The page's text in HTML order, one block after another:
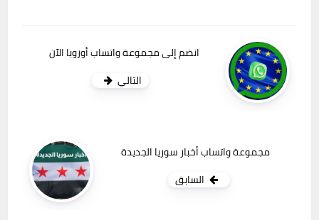
انضم إلى مجموعة واتساب أوروبا الآن
التالي
مجموعة واتساب أخبار سوريا الجديدة
السابق